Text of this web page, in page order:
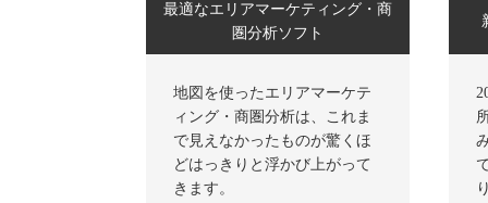
最適なエリアマーケティング・商
圏分析ソフト
地図を使ったエリアマーケテ
ィング・商圏分析は、これま
で見えなかったものが驚くほ
どはっきりと浮かび上がって
きます。